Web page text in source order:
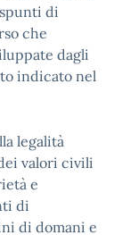
di
che
dagli
indicato nel
legalità
valori civili
e
di
di domani e